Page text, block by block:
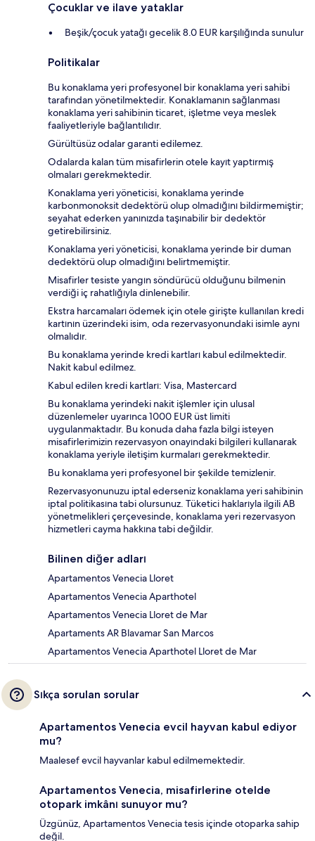
Çocuklar ve ilave yataklar
Beşik/çocuk yatağı gecelik 8.0 EUR karşılığında sunulur
Politikalar
Bu konaklama yeri profesyonel bir konaklama yeri sahibi
tarafından yönetilmektedir. Konaklamanın sağlanması
konaklama yeri sahibinin ticaret, işletme veya meslek
faaliyetleriyle bağlantılıdır.
Gürültüsüz odalar garanti edilemez.
Odalarda kalan tüm misafirlerin otele kayıt yaptırmış
olmaları gerekmektedir.
Konaklama yeri yöneticisi, konaklama yerinde
karbonmonoksit dedektörü olup olmadığını bildirmemiştir;
seyahat ederken yanınızda taşınabilir bir dedektör
getirebilirsiniz.
Konaklama yeri yöneticisi, konaklama yerinde bir duman
dedektörü olup olmadığını belirtmemiştir.
Misafirler tesiste yangın söndürücü olduğunu bilmenin
verdiği iç rahatlığıyla dinlenebilir.
Ekstra harcamaları ödemek için otele girişte kullanılan kredi
kartının üzerindeki isim, oda rezervasyonundaki isimle aynı
olmalıdır.
Bu konaklama yerinde kredi kartları kabul edilmektedir.
Nakit kabul edilmez.
Kabul edilen kredi kartları: Visa, Mastercard
Bu konaklama yerindeki nakit işlemler için ulusal
düzenlemeler uyarınca 1000 EUR üst limiti
uygulanmaktadır. Bu konuda daha fazla bilgi isteyen
misafirlerimizin rezervasyon onayındaki bilgileri kullanarak
konaklama yeriyle iletişim kurmaları gerekmektedir.
Bu konaklama yeri profesyonel bir şekilde temizlenir.
Rezervasyonunuzu iptal ederseniz konaklama yeri sahibinin
iptal politikasına tabi olursunuz. Tüketici haklarıyla ilgili AB
yönetmelikleri çerçevesinde, konaklama yeri rezervasyon
hizmetleri cayma hakkına tabi değildir.
Bilinen diğer adları
Apartamentos Venecia Lloret
Apartamentos Venecia Aparthotel
Apartamentos Venecia Lloret de Mar
Apartaments AR Blavamar San Marcos
Apartamentos Venecia Aparthotel Lloret de Mar
Sıkça sorulan sorular
Apartamentos Venecia evcil hayvan kabul ediyor
mu?
Maalesef evcil hayvanlar kabul edilmemektedir.
Apartamentos Venecia, misafirlerine otelde
otopark imkânı sunuyor mu?
Üzgünüz, Apartamentos Venecia tesis içinde otoparka sahip
değil.